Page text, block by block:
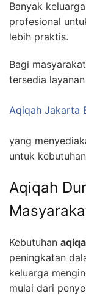
Banyak
profesional
lebih praktis.
Bagi
tersedia layanan
Aqiqah Jakarta
yang
untuk
Aqiqah
Kebutuhan
peningkatan
keluarga
mulai dari